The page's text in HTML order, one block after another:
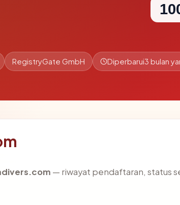
RegistryGate GmbH Diperbarui3 bulan
— riwayat pendaftaran, status